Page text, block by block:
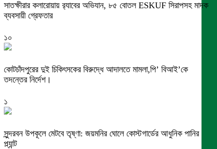
সাতক্ষীরার কলারোয়ায় র‍্যাবের অভিযান, ৮৫ বোতল ESKUF সিরাপসহ মাদক
ব্যবসায়ী গ্রেফতার
১০
কোটচাঁদপুরের দুই চিকিৎসকের বিরুদ্ধে আদালতে মামলা,পি’ বিআই’কে
তদন্তের নির্দেশ।
১
সুন্দরবন উপকূলে মেটবে তৃষ্ণা: জয়মনির ঘোলে কোস্টগার্ডের আধুনিক পানির
প্ল্যান্ট